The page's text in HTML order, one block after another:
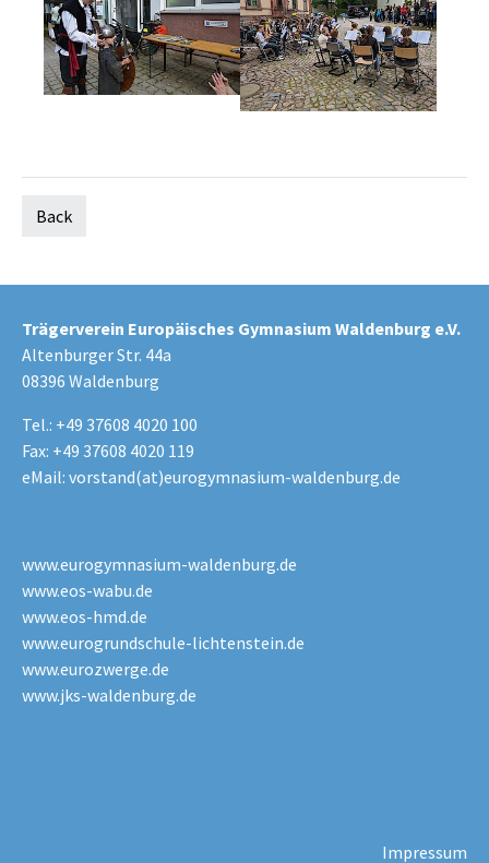
Back
Trägerverein Europäisches Gymnasium Waldenburg e.V.
Altenburger Str. 44a
08396 Waldenburg
Tel.: +49 37608 4020 100
Fax: +49 37608 4020 119
eMail: vorstand(at)eurogymnasium-waldenburg.de
www.eurogymnasium-waldenburg.de
www.eos-wabu.de
www.eos-hmd.de
www.eurogrundschule-lichtenstein.de
www.eurozwerge.de
www.jks-waldenburg.de
Impressum